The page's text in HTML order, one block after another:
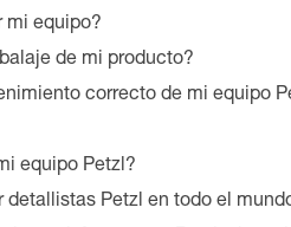
mi equipo?
de mi producto?
correcto de mi equipo
equipo Petzl?
detallistas Petzl en todo el